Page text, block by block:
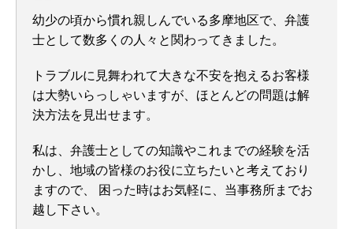
幼少の頃から慣れ親しんでいる多摩地区で、弁護
士として数多くの人々と関わってきました。
トラブルに見舞われて大きな不安を抱えるお客様
は大勢いらっしゃいますが、ほとんどの問題は解
決方法を見出せます。
私は、弁護士としての知識やこれまでの経験を活
かし、地域の皆様のお役に立ちたいと考えており
ますので、 困った時はお気軽に、当事務所までお
越し下さい。